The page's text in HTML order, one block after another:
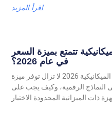
اقرأ المزيد
تتمتع بميزة السعر
في عام 2026؟
اكتشف ما إذا كانت المقلاة الهوائية الميكانيكية 2026 لا تزال توفر ميزة
النماذج الرقمية، وكيف يجب على